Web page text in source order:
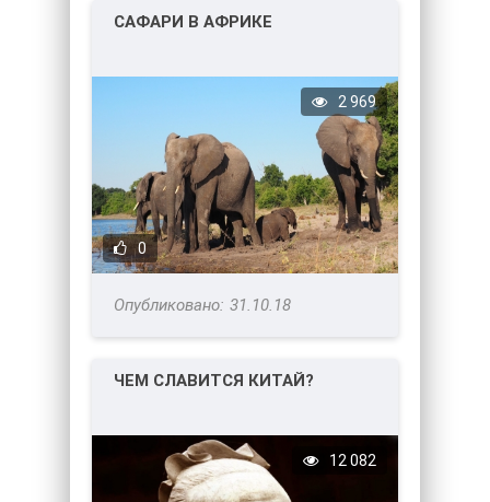
САФАРИ В АФРИКЕ
0
2 969
31.10.18
ЧЕМ СЛАВИТСЯ КИТАЙ?
12 082